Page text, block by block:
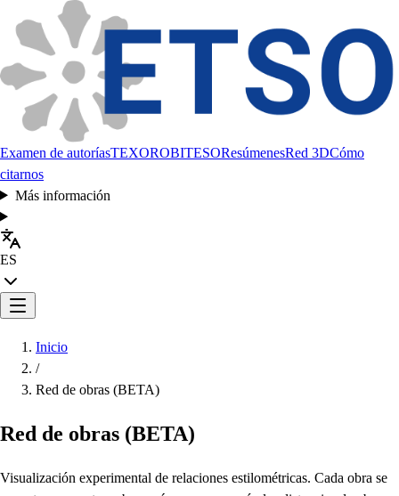
Examen de autoríasTEXOROBITESOResúmenesRed 3DCómo
citarnos
Más información
ES
Inicio
/
Red de obras (BETA)
Red de obras (BETA)
Visualización experimental de relaciones estilométricas. Cada obra se